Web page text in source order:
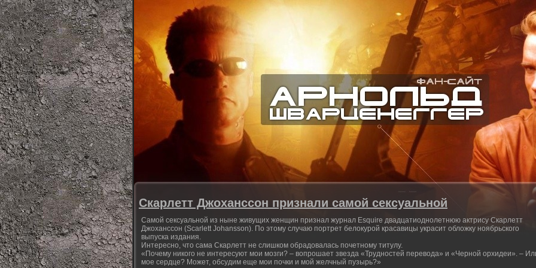
Скарлетт Джоханссон признали самой сексуальной
Самой сексуальной из ныне живущих женщин признал журнал Esquire двадцатиоднолетнюю актрису Скарлетт
Джоханссон (Scarlett Johansson). По этому случаю портрет белокурой красавицы украсит обложку ноябрьского
выпуска издания.
Интересно, что сама Скарлетт не слишком обрадовалась почетному титулу.
«Почему никого не интересуют мои мозги? – вопрошает звезда «Трудностей перевода» и «Черной орхидеи». –
мое сердце? Может, обсудим еще мои почки и мой желчный пузырь?»